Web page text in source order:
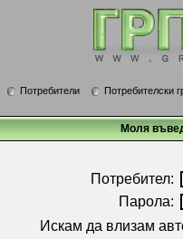
Потребители
Потребителски
Моля
Потребител:
Парола:
Искам да влизам